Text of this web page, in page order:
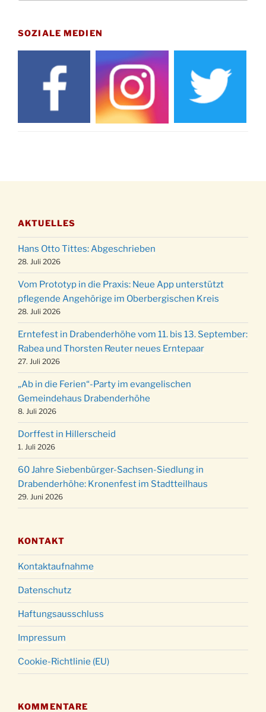
Drabenderhöhe um 11:15 Uhr
21.11.
Basar im Ev. Gemeindehaus von 14-16:30 Uhr
Katharinenball des Honterus Chors im
Stadtteilhaus um 19:00 Uhr
Kinderbibeltag im Ev. Gemeindehaus von 10-
12 Uhr
Stadtteilhaus um 19:00 Uhr
11.12.
Puer-Natus weihnachtliches Brauchtum am
Robert-Gassner-Hof um 17:00 Uhr
19.12.
Kinderbibeltag im Ev. Gemeindehaus von 10-
12 Uhr
20.12.
Weihnachts-Konzert des Honterus Chors in
der Kirche um 17:00 Uhr
24.12.
Familiengottesdienst mit Krippenspiel im Ev.
Gemeindehaus um 15:00 Uhr
24.12. Familiengottesdienst in der FeG um 16 Uhr
24.12.
Weihnachtsgottesdienst in der Kirche um
15:00 Uhr
24.12.
Weihnachtsgottesdienst in der Kirche um
18:00 Uhr
24.12.
Christmette mit der ev. Jugend in der Kirche
um 23:00 Uhr
31.12.
Gottesdienst zu Silvester in der Kirche um
18:00 Uhr
SOZIALE MEDIEN
AKTUELLES
Hans Otto Tittes: Abgeschrieben
28. Juli 2026
Vom Prototyp in die Praxis: Neue App unterstützt
pflegende Angehörige im Oberbergischen Kreis
28. Juli 2026
Erntefest in Drabenderhöhe vom 11. bis 13. September:
Rabea und Thorsten Reuter neues Erntepaar
27. Juli 2026
„Ab in die Ferien“-Party im evangelischen
Gemeindehaus Drabenderhöhe
8. Juli 2026
Dorffest in Hillerscheid
1. Juli 2026
60 Jahre Siebenbürger-Sachsen-Siedlung in
Drabenderhöhe: Kronenfest im Stadtteilhaus
29. Juni 2026
KONTAKT
Kontaktaufnahme
Datenschutz
Haftungsausschluss
Impressum
Cookie-Richtlinie (EU)
KOMMENTARE